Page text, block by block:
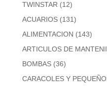
TWINSTAR (12)
ACUARIOS (131)
ALIMENTACION (143)
ARTICULOS DE
BOMBAS (36)
CARACOLES Y